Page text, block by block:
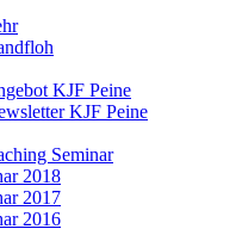
KJF Peine
KJF Peine
Seminar
2018
2017
2016